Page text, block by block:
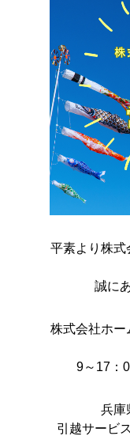
平素より株式
誠に
株式会社ホー
9～17：
兵庫
引越サービ